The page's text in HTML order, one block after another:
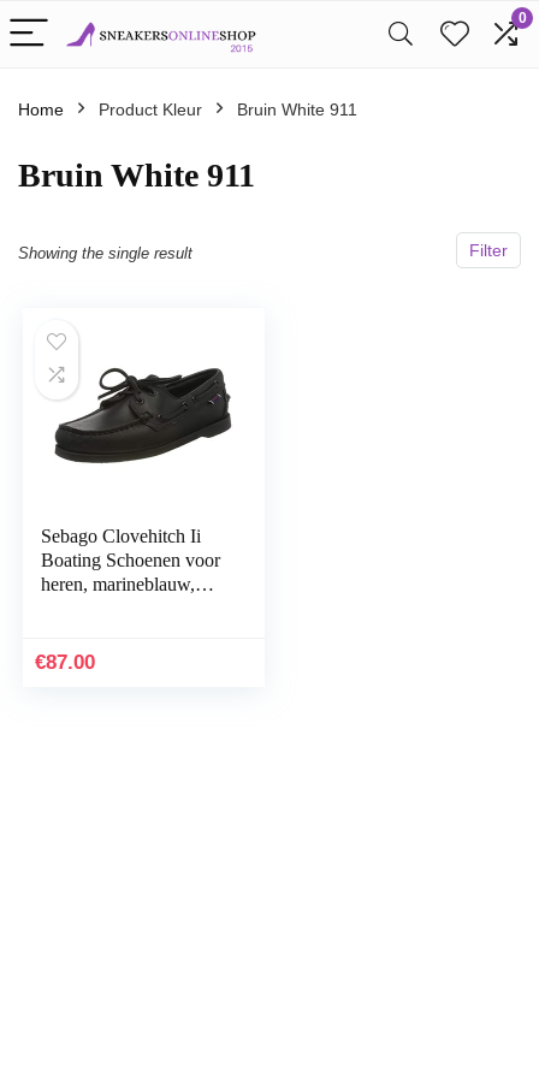
0
Home Product Kleur Bruin White 911
Bruin White 911
Filter
Showing the single result
Sebago Clovehitch Ii
Boating Schoenen voor
heren, marineblauw,
€87.00